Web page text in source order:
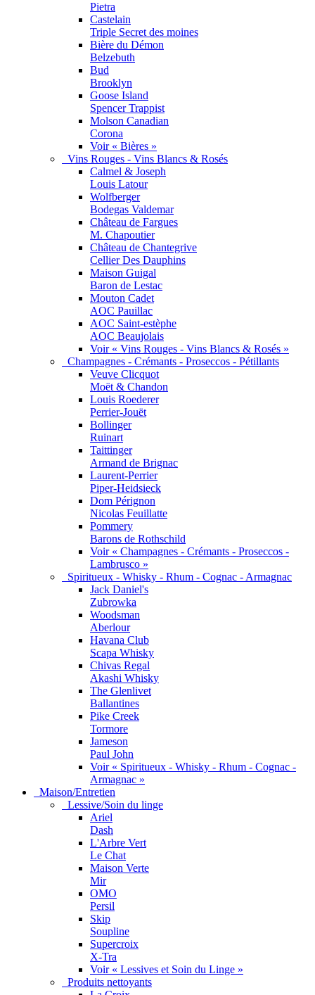
Pietra
Castelain
Triple Secret des moines
Bière du Démon
Belzebuth
Bud
Brooklyn
Goose Island
Spencer Trappist
Molson Canadian
Corona
Voir « Bières »
Vins Rouges - Vins Blancs & Rosés
Calmel & Joseph
Louis Latour
Wolfberger
Bodegas Valdemar
Château de Fargues
M. Chapoutier
Château de Chantegrive
Cellier Des Dauphins
Maison Guigal
Baron de Lestac
Mouton Cadet
AOC Pauillac
AOC Saint-estèphe
AOC Beaujolais
Voir « Vins Rouges - Vins Blancs & Rosés »
Champagnes - Crémants - Proseccos - Pétillants
Veuve Clicquot
Moët & Chandon
Louis Roederer
Perrier-Jouët
Bollinger
Ruinart
Taittinger
Armand de Brignac
Laurent-Perrier
Piper-Heidsieck
Dom Pérignon
Nicolas Feuillatte
Pommery
Barons de Rothschild
Voir « Champagnes - Crémants - Proseccos -
Lambrusco »
Spiritueux - Whisky - Rhum - Cognac - Armagnac
Jack Daniel's
Zubrowka
Woodsman
Aberlour
Havana Club
Scapa Whisky
Chivas Regal
Akashi Whisky
The Glenlivet
Ballantines
Pike Creek
Tormore
Jameson
Paul John
Voir « Spiritueux - Whisky - Rhum - Cognac -
Armagnac »
Maison/Entretien
Lessive/Soin du linge
Ariel
Dash
L'Arbre Vert
Le Chat
Maison Verte
Mir
OMO
Persil
Skip
Soupline
Supercroix
X-Tra
Voir « Lessives et Soin du Linge »
Produits nettoyants